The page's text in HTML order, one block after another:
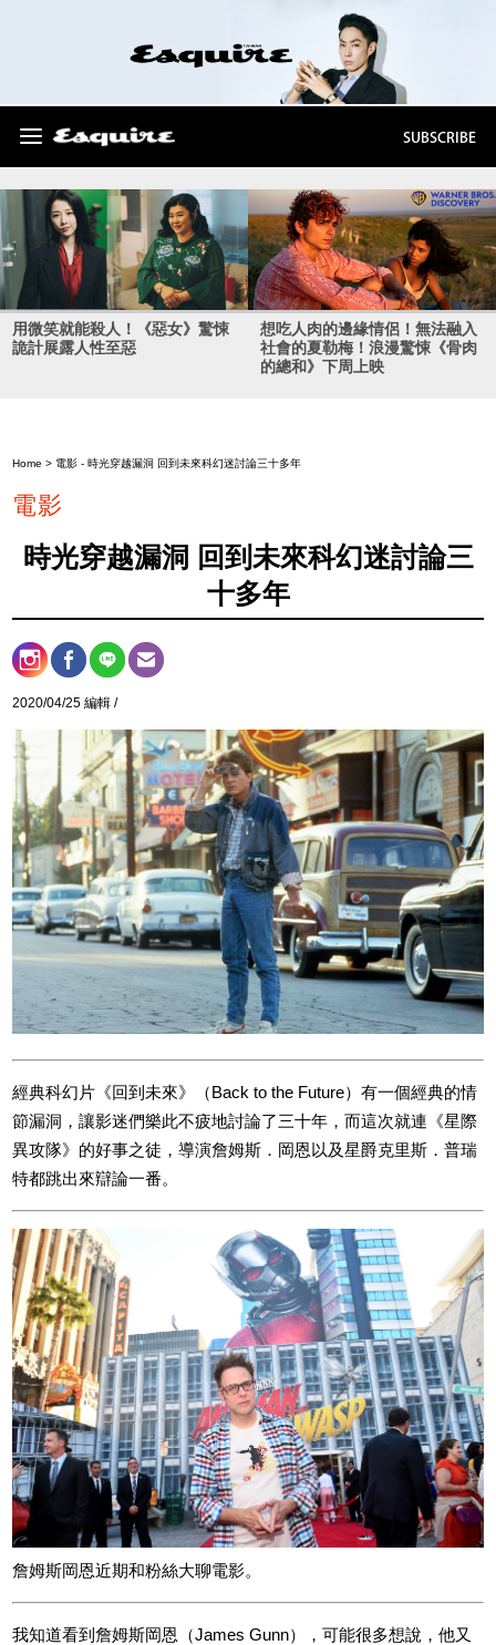
SUBSCRIBE
用微笑就能殺人！《惡女》驚悚
詭計展露人性至惡
想吃人肉的邊緣情侶！無法融入
社會的夏勒梅！浪漫驚悚《骨肉
的總和》下周上映
Home > 電影 - 時光穿越漏洞 回到未來科幻迷討論三十多年
電影
時光穿越漏洞 回到未來科幻迷討論三
十多年
2020/04/25 編輯 /
經典科幻片《回到未來》（Back to the Future）有一個經典的情
節漏洞，讓影迷們樂此不疲地討論了三十年，而這次就連《星際
異攻隊》的好事之徒，導演詹姆斯．岡恩以及星爵克里斯．普瑞
特都跳出來辯論一番。
詹姆斯岡恩近期和粉絲大聊電影。
我知道看到詹姆斯岡恩（James Gunn），可能很多想說，他又